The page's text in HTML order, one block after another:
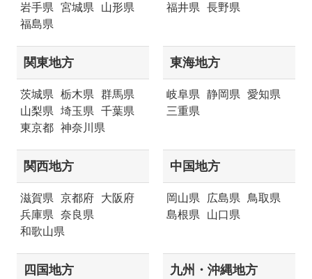
岩手県
宮城県
山形県
福島県
福井県
長野県
関東地方
茨城県 栃木県
群馬県
山梨県
埼玉県
千葉県
東京都
神奈川県
東海地方
岐阜県 静岡県
愛知県
三重県
関西地方
滋賀県 京都府
大阪府
兵庫県
奈良県
和歌山県
中国地方
岡山県 広島県
鳥取県
島根県
山口県
四国地方 九州・沖縄地方